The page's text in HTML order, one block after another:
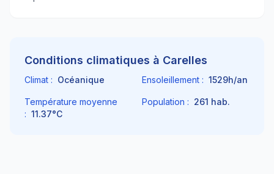
Conditions climatiques à Carelles
Climat : Océanique Ensoleillement : 1529h/an
Température moyenne
: 11.37°C
Population : 261 hab.